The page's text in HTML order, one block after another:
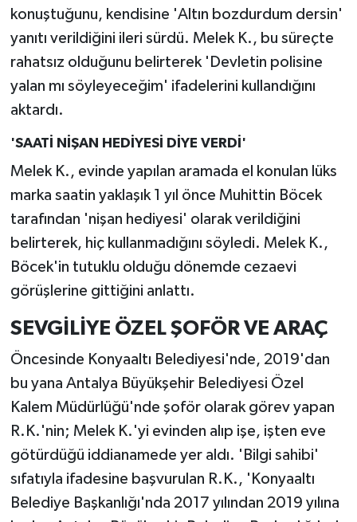
konuştuğunu, kendisine 'Altın bozdurdum dersin'
yanıtı verildiğini ileri sürdü. Melek K., bu süreçte
rahatsız olduğunu belirterek 'Devletin polisine
yalan mı söyleyeceğim' ifadelerini kullandığını
aktardı.
'SAATİ NİŞAN HEDİYESİ DİYE VERDİ'
Melek K., evinde yapılan aramada el konulan lüks
marka saatin yaklaşık 1 yıl önce Muhittin Böcek
tarafından 'nişan hediyesi' olarak verildiğini
belirterek, hiç kullanmadığını söyledi. Melek K.,
Böcek'in tutuklu olduğu dönemde cezaevi
görüşlerine gittiğini anlattı.
SEVGİLİYE ÖZEL ŞOFÖR VE ARAÇ
Öncesinde Konyaaltı Belediyesi'nde, 2019'dan
bu yana Antalya Büyükşehir Belediyesi Özel
Kalem Müdürlüğü'nde şoför olarak görev yapan
R.K.'nin; Melek K.'yi evinden alıp işe, işten eve
götürdüğü iddianamede yer aldı. 'Bilgi sahibi'
sıfatıyla ifadesine başvurulan R.K., 'Konyaaltı
Belediye Başkanlığı'nda 2017 yılından 2019 yılına